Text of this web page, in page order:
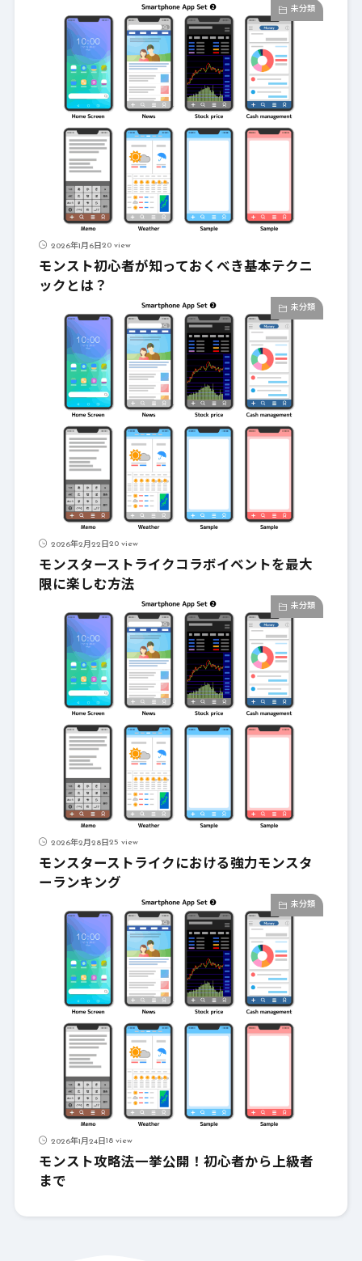
未分類
2026年1月6日20 view
モンスト初心者が知っておくべき基本テクニ
ックとは？
未分類
2026年2月22日20 view
モンスターストライクコラボイベントを最大
限に楽しむ方法
未分類
2026年2月28日25 view
モンスターストライクにおける強力モンスタ
ーランキング
未分類
2026年1月24日18 view
モンスト攻略法一挙公開！初心者から上級者
まで